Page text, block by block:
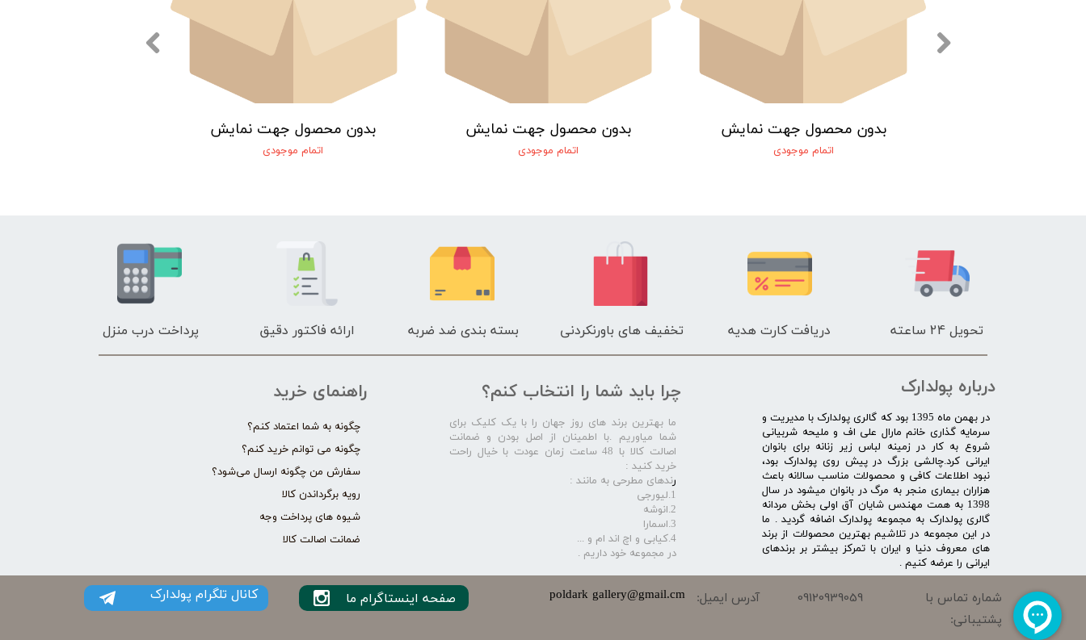
بدون محصول جهت نمایش
اتمام موجودی
بدون محصول جهت نمایش
اتمام موجودی
بدون محصول جهت نمایش
اتمام موجودی
تحویل 24 ساعته دریافت کارت هدیه تخفیف های باورنکردنی بسته بندی ضد ضربه ارائه فاکتور دقیق پرداخت درب منزل
درباره پولدارک
در بهمن ماه 1395 بود که گالری پولدارک با مدیریت و
سرمایه گذاری خانم مارال علی اف و ملیحه شربیانی
شروع به کار در زمینه لباس زیر زنانه برای بانوان
ایرانی کرد.چالشی بزرگ در پیش روی پولدارک بود،
نبود اطلاعات کافی و محصولات مناسب سالانه باعث
هزاران بیماری منجر به مرگ در بانوان میشود در سال
1398 به همت مهندس شایان آق اولی بخش مردانه
گالری پولدارک به مجموعه پولدارک اضافه گردید . ما
در این مجموعه در تلاشیم بهترین محصولات از برند
های معروف دنیا و ایران با تمرکز بیشتر بر برندهای
ایرانی را عرضه کنیم .​​​​​​​
راهنمای خرید
چگونه به شما اعتماد کنم؟
چگونه می توانم خرید کنم؟
سفارش من چگونه ارسال می‌شود؟
رویه برگرداندن کالا
شیوه های پرداخت وجه
ضمانت اصالت کالا
چرا باید شما را انتخاب کنم؟
ما بهترین برند های روز جهان را با یک کلیک برای
شما میاوریم .با اطمینان از اصل بودن و ضمانت
اصالت کالا با 48 ساعت زمان عودت با خیال راحت
خرید کنید :
رندهای مطرحی به مانند :
1.لیورجی
2.انوشه
3.اسمارا
4.کیابی و اچ اند ام و ...
در مجموعه خود داریم .​​​​​​​
شماره تماس با
پشتیبانی:
09120939059 آدرس ایمیل: ​​​poldark gallery@gmail.cm کانال تلگرام پولدارک صفحه اینستاگرام ما